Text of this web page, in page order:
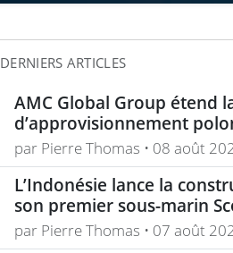
DERNIERS ARTICLES
AMC Global Group étend
d’approvisionnement
munitions de 155 mm
par Pierre Thomas • 08 août
L’Indonésie lance la
son premier sous-marin
par Pierre Thomas • 07 août